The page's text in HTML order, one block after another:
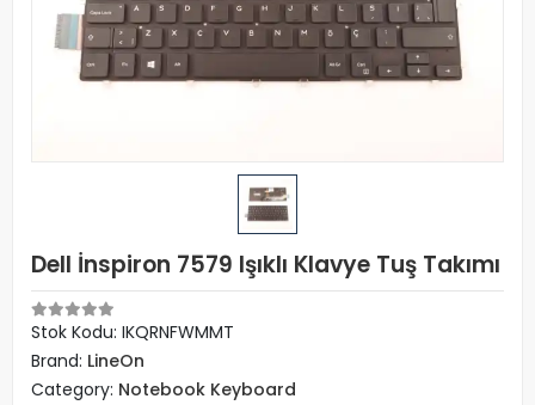
Dell İnspiron 7579 Işıklı Klavye Tuş Takımı
Stok Kodu: IKQRNFWMMT
Brand: LineOn
Category: Notebook Keyboard